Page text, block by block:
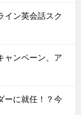
イン英会話スク
ャンペーン、ア
ーに就任！？今